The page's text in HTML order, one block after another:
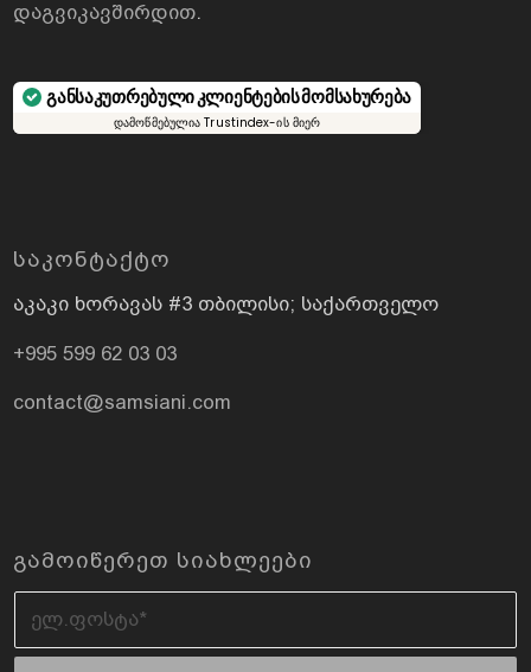
დაგვიკავშირდით.
განსაკუთრებული კლიენტების მომსახურება
დამოწმებულია Trustindex-ის მიერ
ᲡᲐᲙᲝᲜᲢᲐᲥᲢᲝ
აკაკი ხორავას #3 თბილისი; საქართველო
+995 599 62 03 03
contact@samsiani.com
ᲒᲐᲛᲝᲘᲬᲔᲠᲔᲗ ᲡᲘᲐᲮᲚᲔᲔᲑᲘ